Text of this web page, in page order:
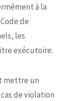
à la
de
les
exécutoire.
mettre un
de violation